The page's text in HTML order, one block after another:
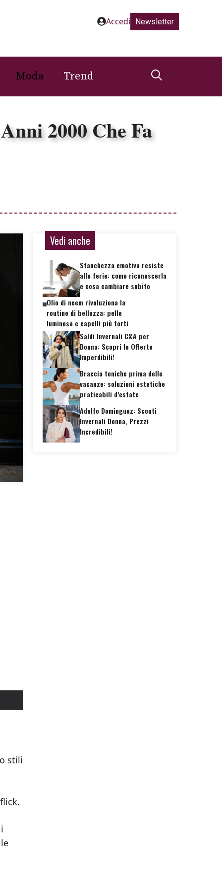
Accedi Newsletter
Moda Trend
2000 Che Fa
stili
Vedi anche
Stanchezza emotiva resiste
alle ferie: come riconoscerla
e cosa cambiare subito
Olio di neem rivoluziona la
routine di bellezza: pelle
luminosa e capelli più forti
Saldi Invernali C&A per
Donna: Scopri le Offerte
Imperdibili!
Braccia toniche prima delle
vacanze: soluzioni estetiche
praticabili d’estate
Adolfo Dominguez: Sconti
Invernali Donna, Prezzi
Incredibili!